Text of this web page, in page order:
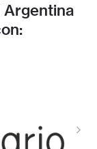
Argentina